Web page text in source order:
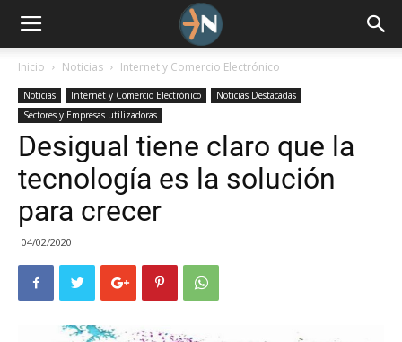
Inicio Noticias Internet y Comercio Electrónico
Noticias Internet y Comercio Electrónico
Noticias Destacadas
Sectores y Empresas utilizadoras
Desigual tiene claro que la
tecnología es la solución
para crecer
04/02/2020